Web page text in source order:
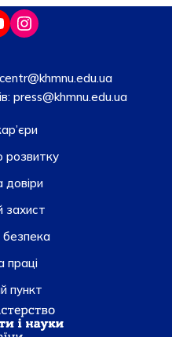
centr@khmnu.edu.ua
press@khmnu.edu.ua
розвитку
довiри
захист
праці
пункт